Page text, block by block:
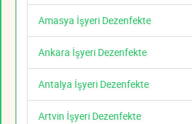
Amasya İşyeri Dezenfekte
Ankara İşyeri Dezenfekte
Antalya İşyeri Dezenfekte
Artvin İşyeri Dezenfekte